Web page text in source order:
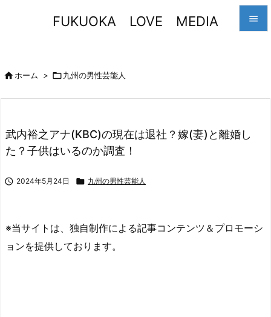
FUKUOKA LOVE MEDIA 

ホーム > 九州の男性芸能人
武内裕之アナ(KBC)の現在は退社？嫁(妻)と離婚し
た？子供はいるのか調査！
 2024年5月24日  九州の男性芸能人
※当サイトは、独自制作による記事コンテンツ＆プロモーシ
ョンを提供しております。